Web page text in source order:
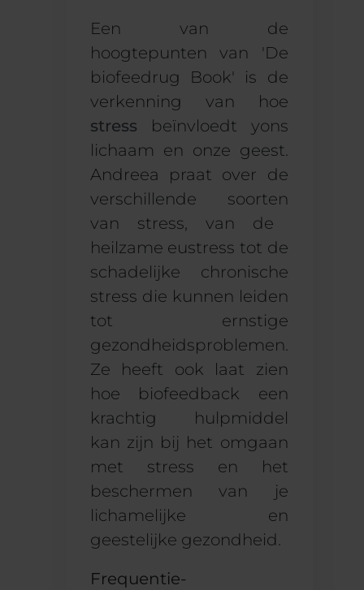
Een van de
hoogtepunten van 'De
biofeed rug Book' is de
verkenning van hoe
stress beïnvloedt yons
lichaam en onze geest.
Andreea praat over de
verschillende soorten
van stress, van de
heilzame eustress tot de
schadelijke chronische
stress die kunnen leiden
tot ernstige
gezondheidsproblemen.
Ze heeft ook laat zien
hoe biofeedback een
krachtig hulpmiddel
kan zijn bij het omgaan
met stress en het
beschermen van je
lichamelijke en
geestelijke gezondheid.
Frequentie-